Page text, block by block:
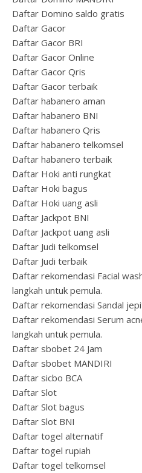
Daftar Domino saldo gratis
Daftar Gacor
Daftar Gacor BRI
Daftar Gacor Online
Daftar Gacor Qris
Daftar Gacor terbaik
Daftar habanero aman
Daftar habanero BNI
Daftar habanero Qris
Daftar habanero telkomsel
Daftar habanero terbaik
Daftar Hoki anti rungkat
Daftar Hoki bagus
Daftar Hoki uang asli
Daftar Jackpot BNI
Daftar Jackpot uang asli
Daftar Judi telkomsel
Daftar Judi terbaik
Daftar rekomendasi Facial
langkah untuk pemula.
Daftar rekomendasi Sandal
Daftar rekomendasi Serum
langkah untuk pemula.
Daftar sbobet 24 Jam
Daftar sbobet MANDIRI
Daftar sicbo BCA
Daftar Slot
Daftar Slot bagus
Daftar Slot BNI
Daftar togel alternatif
Daftar togel rupiah
Daftar togel telkomsel